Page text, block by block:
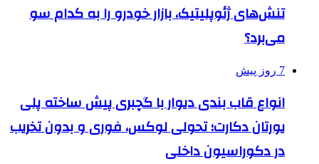
تنش‌های ژئوپلیتیک، بازار خودرو را به کدام سو
می‌برد؟
7 روز پیش
انواع قاب بندی دیوار با گچبری پیش ساخته پلی
یورتان دکارت؛ تحولی لوکس، فوری و بدون تخریب
در دکوراسیون داخلی